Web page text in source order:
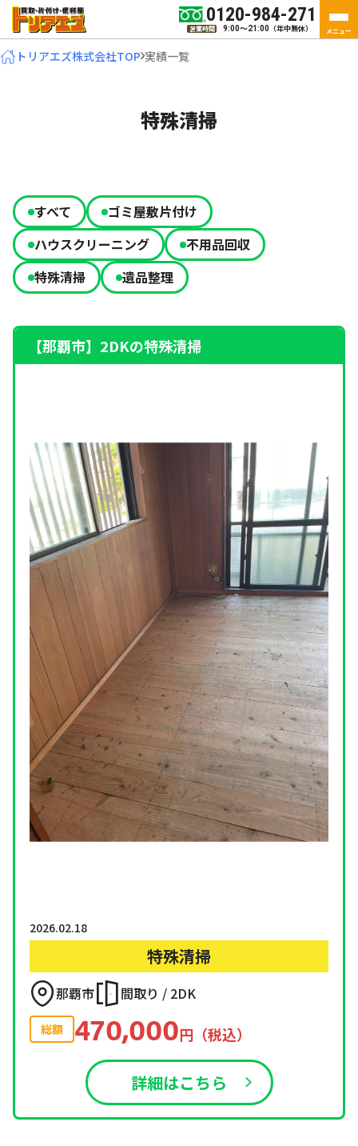
0120-984-271
営業時間 9:00～21:00 （年中無休） メニュー
トリアエズ株式会社TOP 実績一覧
特殊清掃
すべて
ゴミ屋敷片付け
ハウスクリーニング
不用品回収
特殊清掃
遺品整理
【那覇市】2DKの特殊清掃
2026.02.18
特殊清掃
那覇市 間取り / 2DK
総額 470,000円（税込）
詳細はこちら